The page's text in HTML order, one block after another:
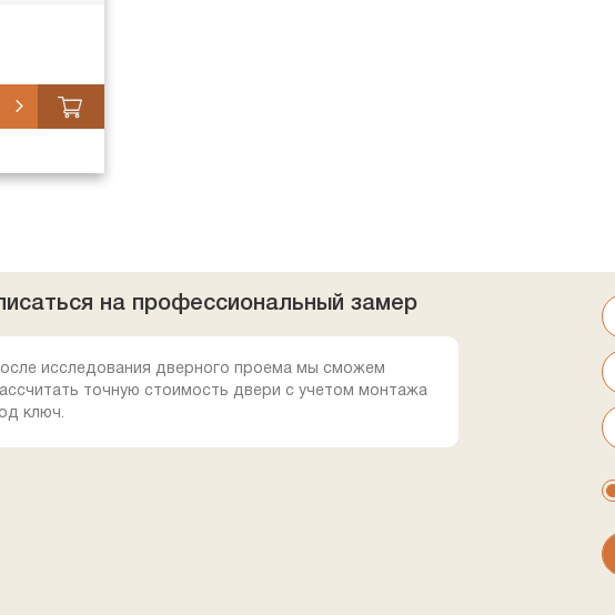
на профессиональный замер
исследования дверного проема мы сможем
точную стоимость двери с учетом монтажа
ключ.